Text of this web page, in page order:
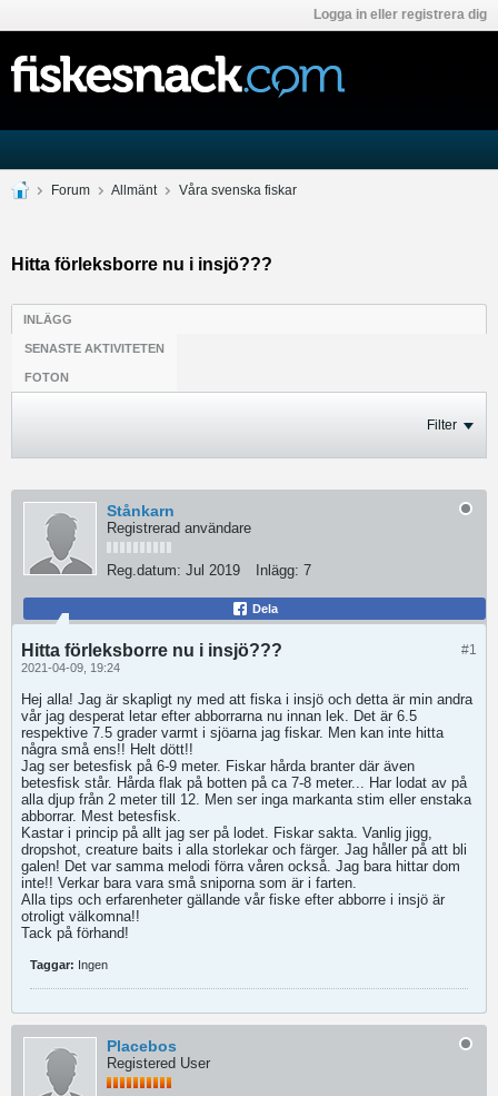
Logga in eller registrera dig
Forum Allmänt Våra svenska fiskar
Hitta förleksborre nu i insjö???
INLÄGG
SENASTE AKTIVITETEN
FOTON
Filter
Stånkarn
Registrerad användare
Reg.datum: Jul 2019 Inlägg: 7
Dela
#1
Hitta förleksborre nu i insjö???
2021-04-09, 19:24
Hej alla! Jag är skapligt ny med att fiska i insjö och detta är min andra
vår jag desperat letar efter abborrarna nu innan lek. Det är 6.5
respektive 7.5 grader varmt i sjöarna jag fiskar. Men kan inte hitta
några små ens!! Helt dött!!
Jag ser betesfisk på 6-9 meter. Fiskar hårda branter där även
betesfisk står. Hårda flak på botten på ca 7-8 meter... Har lodat av på
alla djup från 2 meter till 12. Men ser inga markanta stim eller enstaka
abborrar. Mest betesfisk.
Kastar i princip på allt jag ser på lodet. Fiskar sakta. Vanlig jigg,
dropshot, creature baits i alla storlekar och färger. Jag håller på att bli
galen! Det var samma melodi förra våren också. Jag bara hittar dom
inte!! Verkar bara vara små sniporna som är i farten.
Alla tips och erfarenheter gällande vår fiske efter abborre i insjö är
otroligt välkomna!!
Tack på förhand!
Taggar: Ingen
Placebos
Registered User